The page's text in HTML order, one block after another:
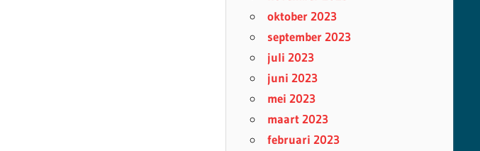
oktober 2023
september 2023
juli 2023
juni 2023
mei 2023
maart 2023
februari 2023